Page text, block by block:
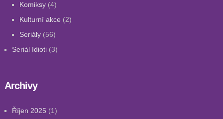
Komiksy(4)
Kulturní akce (2)
Seriály(56)
Seriál Idioti(3)
Archivy
Říjen 2025 (1)